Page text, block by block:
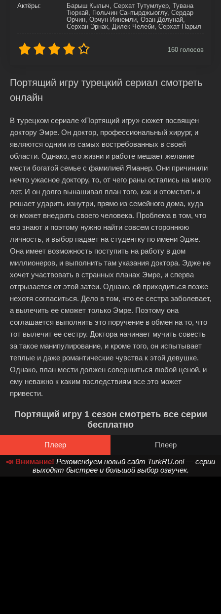
Актёры:
Барыш Кылыч, Серхат Тутумлуер, Тувана
Тюркай, Гюльчин Сантырджыоглу, Сердар
Орчин, Орчун Иинемли, Озан Долунай,
Серхан Эрнак, Дилек Челеби, Серхат Парыл
160 голосов
Портящий игру турецкий сериал смотреть
онлайн
В турецком сериале «Портящий игру» сюжет посвящен
доктору Эмре. Он доктор, профессиональный хирург, и
являются одним из самых востребованных в своей
области. Однако, его жизни и работе мешает желание
мести богатой семье с фамилией Яманер. Они причинили
нечто ужасное доктору, то, от чего раны остались на много
лет. И он долго вынашивал план того, как и отомстить и
решает ударить изнутри, прямо из семейного дома, куда
он может внедрить своего человека. Проблема в том, что
его знают и поэтому нужно найти совсем стороннюю
личность, и выбор падает на студентку по имени Эдже.
Она имеет возможность поступить на работу в дом
миллионеров, и выполнить там указания доктора. Эдже не
хочет участвовать в странных планах Эмре, и сперва
отгрызается от этой затеи. Однако, ей приходиться позже
нехотя согласиться. Дело в том, что ее сестра заболевает,
а вылечить ее сможет только Эмре. Поэтому она
соглашается выполнить это поручение в обмен на то, что
тот вылечит ее сестру. Доктора начинает мучить совесть
за такое манипулирование, и кроме того, он испытывает
теплые и даже романтические чувства к этой девушке.
Однако, план мести должен совершиться любой ценой, и
ему неважно к каким последствиям все это может
привести.
Портящий игру 1 сезон смотреть все серии
бесплатно
Плеер
Плеер
📣 Внимание! Рекомендуем новый сайт TurkRU.onl— серии
выходят быстрее и большой выбор озвучек.